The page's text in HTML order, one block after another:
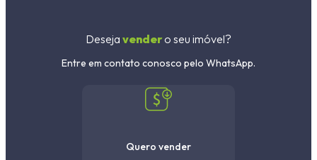
Deseja vendero seu imóvel?
Entre em contato conosco pelo WhatsApp.
Quero vender